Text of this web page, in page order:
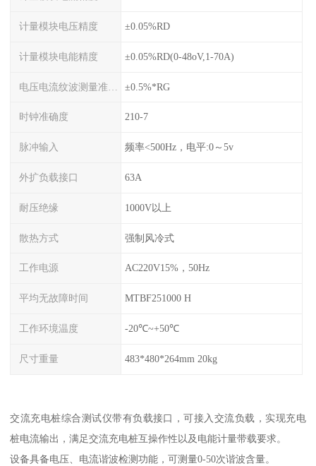
计量模块电压精度 ±0.05%RD
计量模块电能精度 ±0.05%RD(0-48oV,1-70A)
±0.5%*RG
时钟准确度 210-7
脉冲输入 频率<500Hz，电平:0～5v
外扩负载接口 63A
耐压绝缘 1000V以上
散热方式 强制风冷式
工作电源 AC220V15%，50Hz
平均无故障时间 MTBF251000 H
工作环境温度 -20℃~+50℃
尺寸重量 483*480*264mm 20kg
交流充电桩综合测试仪带有负载接口，可接入交流负载，实现充电
桩电流输出，满足交流充电桩互操作性以及电能计量带载要求。
设备具备电压、电流谐波检测功能，可测量0-50次谐波含量。